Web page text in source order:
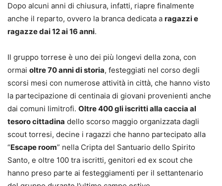
Dopo alcuni anni di chiusura, infatti, riapre finalmente
anche il reparto, ovvero la branca dedicata a ragazzi e
ragazze dai 12 ai 16 anni.
Il gruppo torrese è uno dei più longevi della zona, con
ormai oltre 70 anni di storia, festeggiati nel corso degli
scorsi mesi con numerose attività in città, che hanno visto
la partecipazione di centinaia di giovani provenienti anche
dai comuni limitrofi. Oltre 400 gli iscritti alla caccia al
tesoro cittadina dello scorso maggio organizzata dagli
scout torresi, decine i ragazzi che hanno partecipato alla
“Escape room” nella Cripta del Santuario dello Spirito
Santo, e oltre 100 tra iscritti, genitori ed ex scout che
hanno preso parte ai festeggiamenti per il settantenario